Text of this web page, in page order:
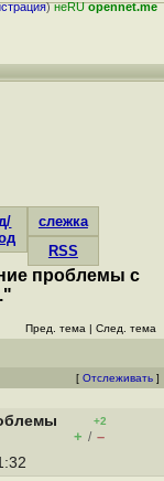
)неRUopennet.me
слежка
RSS
проблемы с
Пред. тема | След. тема
[ Отслеживать ]
+2
+ / –